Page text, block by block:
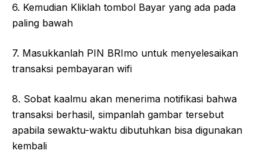
6. Kemudian Kliklah tombol Bayar yang ada pada
paling bawah
7. Masukkanlah PIN BRImo untuk menyelesaikan
transaksi pembayaran wifi
8. Sobat kaalmu akan menerima notifikasi bahwa
transaksi berhasil, simpanlah gambar tersebut
apabila sewaktu-waktu dibutuhkan bisa digunakan
kembali